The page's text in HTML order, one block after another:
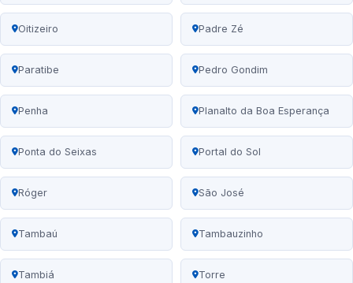
Oitizeiro Padre Zé
Paratibe Pedro Gondim
Penha Planalto da Boa Esperança
Ponta do Seixas Portal do Sol
Róger São José
Tambaú Tambauzinho
Tambiá Torre